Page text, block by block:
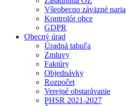
Všeobecno záväzné
Kontrolór obce
GDPR
Obecný úrad
Úradná tabuľa
Zmluvy
Faktúry
Objednávky
Rozpočet
Verejné obstarávanie
PHSR 2021-2027